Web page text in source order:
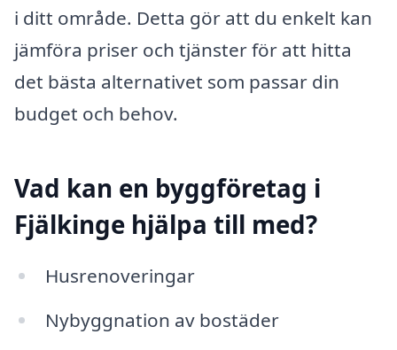
i ditt område. Detta gör att du enkelt kan
jämföra priser och tjänster för att hitta
det bästa alternativet som passar din
budget och behov.
Vad kan en byggföretag i
Fjälkinge hjälpa till med?
Husrenoveringar
Nybyggnation av bostäder